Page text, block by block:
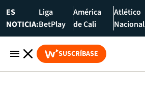
ES
NOTICIA:
Liga
BetPlay
América
de Cali
Atlético
Nacional
SUSCRÍBASE